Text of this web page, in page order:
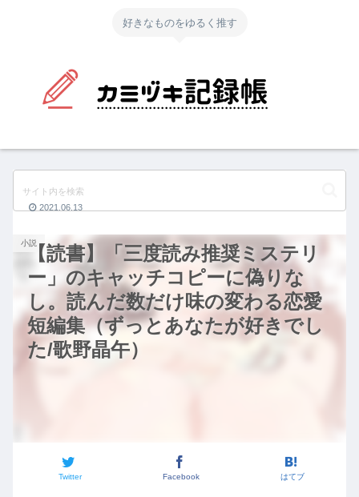
好きなものをゆるく推す
【読書】「三度読み推奨ミステリ
ー」のキャッチコピーに偽りな
し。読んだ数だけ味の変わる恋愛
短編集（ずっとあなたが好きでし
た/歌野晶午）
小説
Twitter Facebook はてブ
2021.06.13